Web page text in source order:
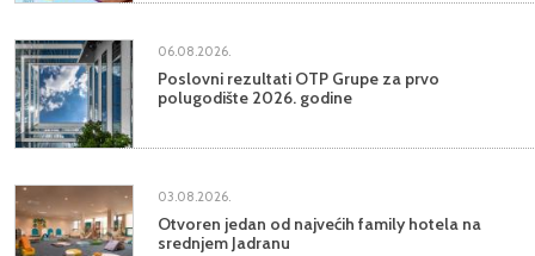
06.08.2026.
Poslovni rezultati OTP Grupe za prvo
polugodište 2026. godine
03.08.2026.
Otvoren jedan od najvećih family hotela na
srednjem Jadranu